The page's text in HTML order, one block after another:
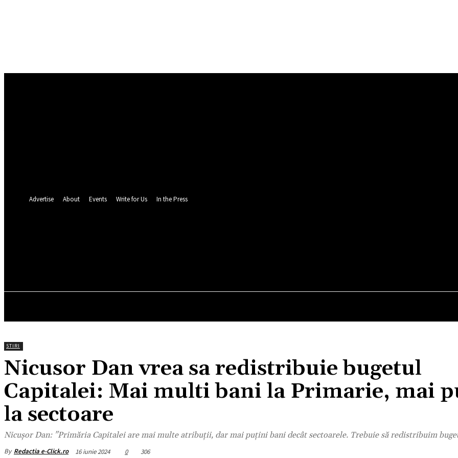
Advertise About Events Write for Us In the Press
STIRI
Nicusor Dan vrea sa redistribuie bugetul
Capitalei: Mai multi bani la Primarie, mai
la sectoare
Nicușor Dan: "Primăria Capitalei are mai multe atribuții, dar mai puțini bani decât sectoarele. Trebuie să redistribuim
By Redactia e-Click.ro 16 iunie 2024 0 306